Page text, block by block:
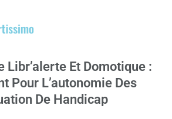
Libr’alerte Et Domotique :
Pour L’autonomie Des
De Handicap